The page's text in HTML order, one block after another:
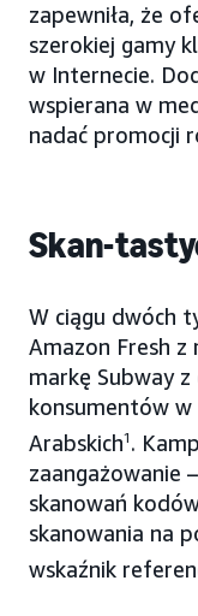
zapewniła, że
szerokiej gamy
w Internecie.
wspierana w
nadać promocji
Skan-
W ciągu dwóch
Amazon Fresh z
markę Subway
konsumentów w
Arabskich1 .
zaangażowanie
skanowań
skanowania na
wskaźnik